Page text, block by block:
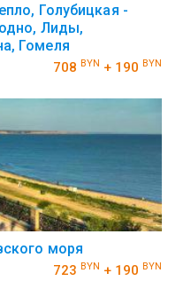
Голубицкая -
Лиды,
Гомеля
708 BYN + 190 BYN
моря
723 BYN + 190 BYN